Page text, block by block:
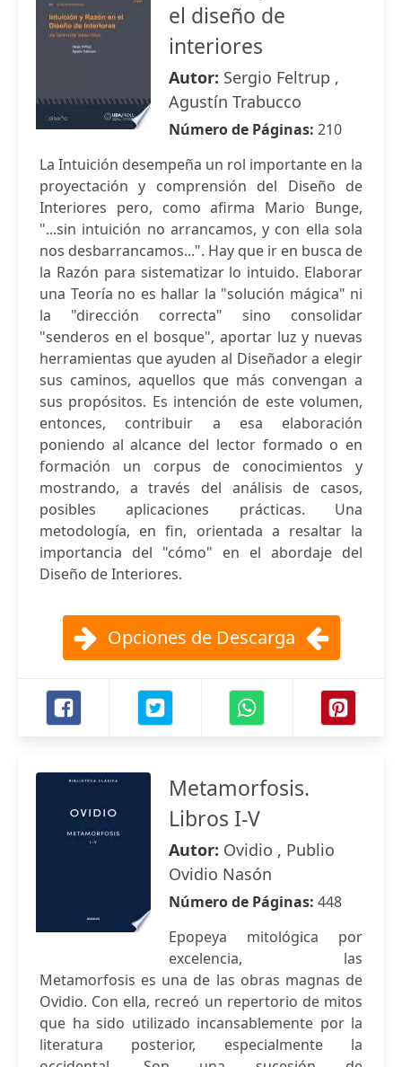
el diseño de
interiores
Autor: Sergio Feltrup ,
Agustín Trabucco
Número de Páginas: 210
La Intuición desempeña un rol importante en la
proyectación y comprensión del Diseño de
Interiores pero, como afirma Mario Bunge,
"...sin intuición no arrancamos, y con ella sola
nos desbarrancamos...". Hay que ir en busca de
la Razón para sistematizar lo intuido. Elaborar
una Teoría no es hallar la "solución mágica" ni
la "dirección correcta" sino consolidar
"senderos en el bosque", aportar luz y nuevas
herramientas que ayuden al Diseñador a elegir
sus caminos, aquellos que más convengan a
sus propósitos. Es intención de este volumen,
entonces, contribuir a esa elaboración
poniendo al alcance del lector formado o en
formación un corpus de conocimientos y
mostrando, a través del análisis de casos,
posibles aplicaciones prácticas. Una
metodología, en fin, orientada a resaltar la
importancia del "cómo" en el abordaje del
Diseño de Interiores.
Opciones de Descarga
Metamorfosis.
Libros I-V
Autor: Ovidio , Publio
Ovidio Nasón
Número de Páginas: 448
Epopeya mitológica por
excelencia, las
Metamorfosis es una de las obras magnas de
Ovidio. Con ella, recreó un repertorio de mitos
que ha sido utilizado incansablemente por la
literatura posterior, especialmente la